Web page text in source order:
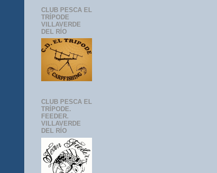
CLUB PESCA EL
TRÍPODE
VILLAVERDE
DEL RÍO
CLUB PESCA EL
TRÍPODE.
FEEDER.
VILLAVERDE
DEL RÍO